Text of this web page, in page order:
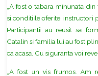
„A fost o tabara minunata
si conditiile oferite, instructori
Participantii au reusit sa
Catalin si familia lui au fost
ca acasa. Cu siguranta voi
„A fost un vis frumos. Am